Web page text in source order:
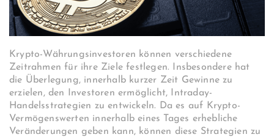
Krypto-Währungsinvestoren können verschiedene
Zeitrahmen für ihre Ziele festlegen. Insbesondere hat
die Überlegung, innerhalb kurzer Zeit Gewinne zu
erzielen, den Investoren ermöglicht, Intraday-
Handelsstrategien zu entwickeln. Da es auf Krypto-
Vermögenswerten innerhalb eines Tages erhebliche
Veränderungen geben kann, können diese Strategien zu